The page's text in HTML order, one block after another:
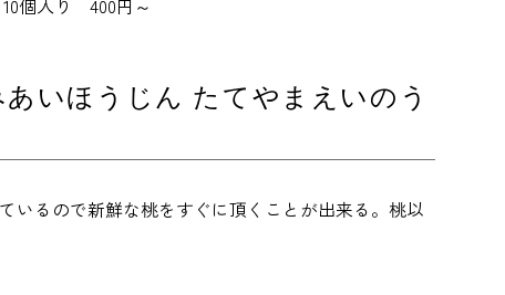
個入り 400円～
いほうじん たてやまえいのう
いるので新鮮な桃をすぐに頂くことが出来る。桃以